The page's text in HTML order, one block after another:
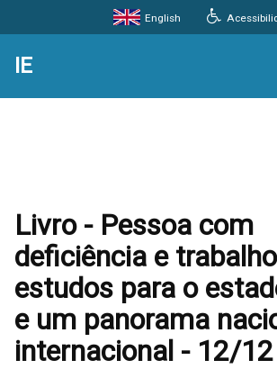
English
IE
Livro - Pessoa com
deficiência e
estudos para o
e um panorama
internacional - 12/12